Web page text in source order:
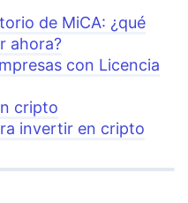
de MiCA: ¿qué
ahora?
con Licencia
cripto
invertir en cripto